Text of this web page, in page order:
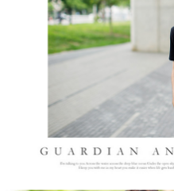
５．嚴禁一人註冊多個帳號或使用
恩沛科技股份有限公司將有權停止